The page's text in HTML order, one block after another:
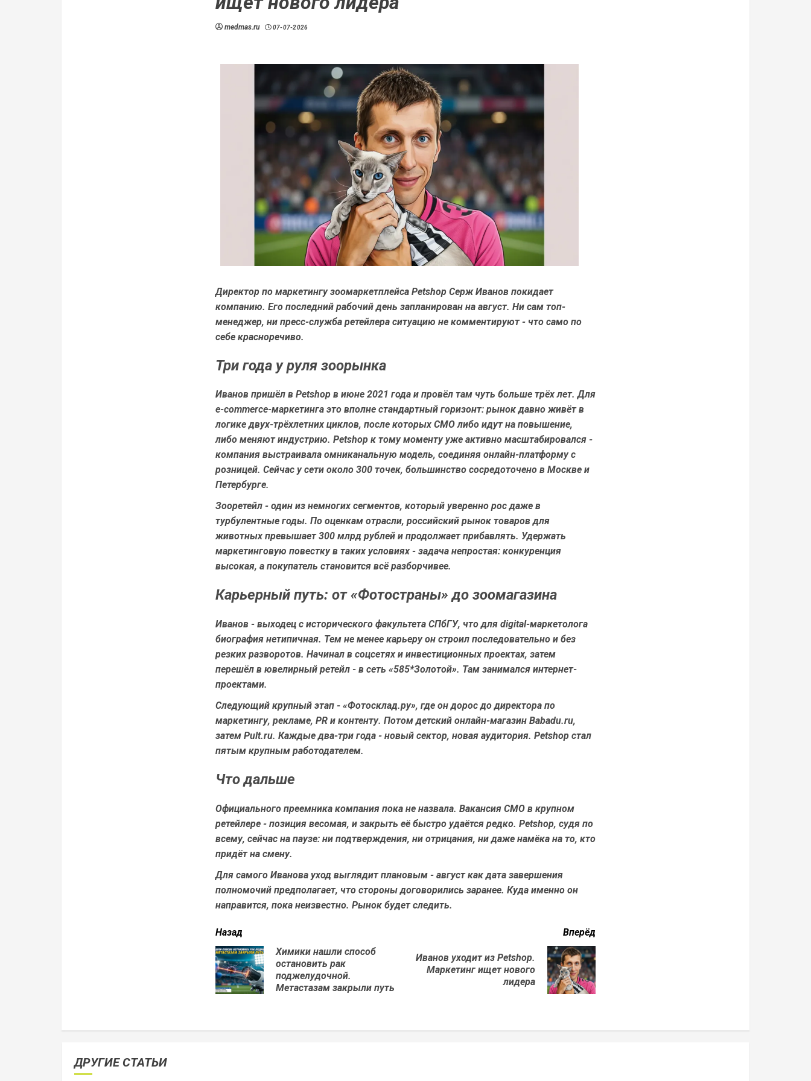
medmas.ru 07-07-2026
Директор по маркетингу зоомаркетплейса Petshop Серж Иванов покидает
компанию. Его последний рабочий день запланирован на август. Ни сам топ-
менеджер, ни пресс-служба ретейлера ситуацию не комментируют - что само по
себе красноречиво.
Три года у руля зоорынка
Иванов пришёл в Petshop в июне 2021 года и провёл там чуть больше трёх лет. Для
e-commerce-маркетинга это вполне стандартный горизонт: рынок давно живёт в
логике двух-трёхлетних циклов, после которых CMO либо идут на повышение,
либо меняют индустрию. Petshop к тому моменту уже активно масштабировался -
компания выстраивала омниканальную модель, соединяя онлайн-платформу с
розницей. Сейчас у сети около 300 точек, большинство сосредоточено в Москве и
Петербурге.
Зооретейл - один из немногих сегментов, который уверенно рос даже в
турбулентные годы. По оценкам отрасли, российский рынок товаров для
животных превышает 300 млрд рублей и продолжает прибавлять. Удержать
маркетинговую повестку в таких условиях - задача непростая: конкуренция
высокая, а покупатель становится всё разборчивее.
Карьерный путь: от «Фотостраны» до зоомагазина
Иванов - выходец с исторического факультета СПбГУ, что для digital-маркетолога
биография нетипичная. Тем не менее карьеру он строил последовательно и без
резких разворотов. Начинал в соцсетях и инвестиционных проектах, затем
перешёл в ювелирный ретейл - в сеть «585*Золотой». Там занимался интернет-
проектами.
Следующий крупный этап - «Фотосклад.ру», где он дорос до директора по
маркетингу, рекламе, PR и контенту. Потом детский онлайн-магазин Babadu.ru,
затем Pult.ru. Каждые два-три года - новый сектор, новая аудитория. Petshop стал
пятым крупным работодателем.
Что дальше
Официального преемника компания пока не назвала. Вакансия CMO в крупном
ретейлере - позиция весомая, и закрыть её быстро удаётся редко. Petshop, судя по
всему, сейчас на паузе: ни подтверждения, ни отрицания, ни даже намёка на то, кто
придёт на смену.
Для самого Иванова уход выглядит плановым - август как дата завершения
полномочий предполагает, что стороны договорились заранее. Куда именно он
направится, пока неизвестно. Рынок будет следить.
читать
еще
Назад
Предыдущая
Химики нашли способ
остановить рак
поджелудочной.
Метастазам закрыли путь
Вперёд
Иванов уходит из Petshop.
Маркетинг ищет нового
лидера
ДРУГИЕ СТАТЬИ